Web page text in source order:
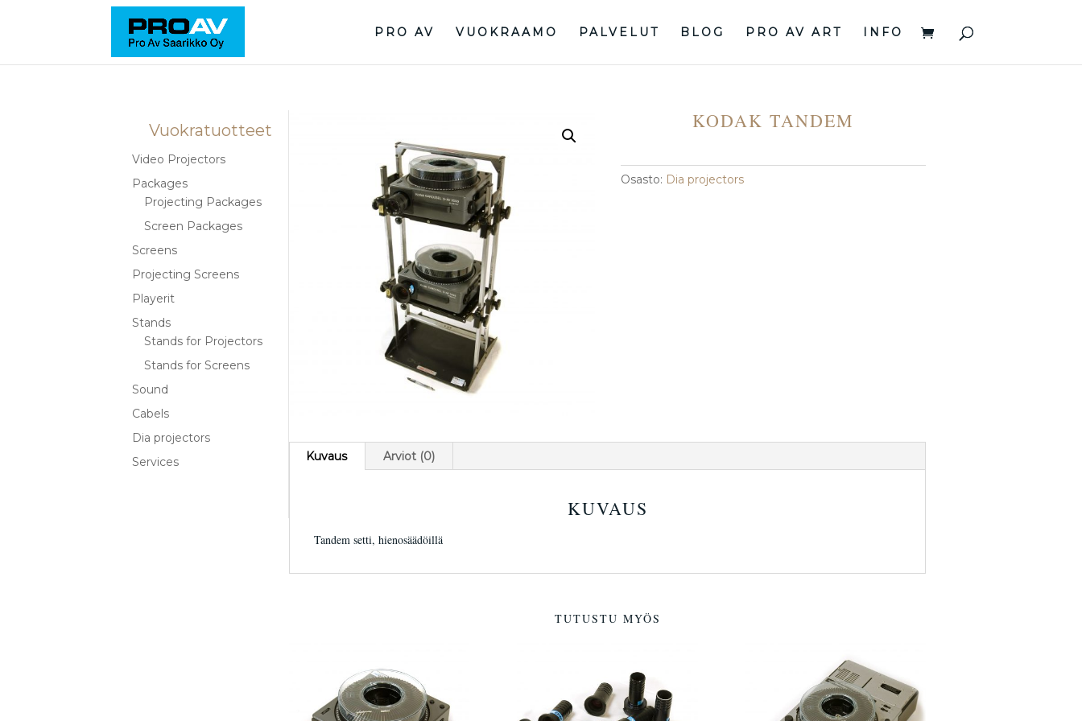
PRO AV VUOKRAAMO PALVELUT BLOG PRO AV ART INFO
KODAK TANDEM
Osasto: Dia projectors
Kuvaus Arviot (0)
KUVAUS
Tandem setti, hienosäädöillä
TUTUSTU MYÖS
Vuokratuotteet
Video Projectors
Packages
Projecting Packages
Screen Packages
Screens
Projecting Screens
Playerit
Stands
Stands for Projectors
Stands for Screens
Sound
Cabels
Dia projectors
Services